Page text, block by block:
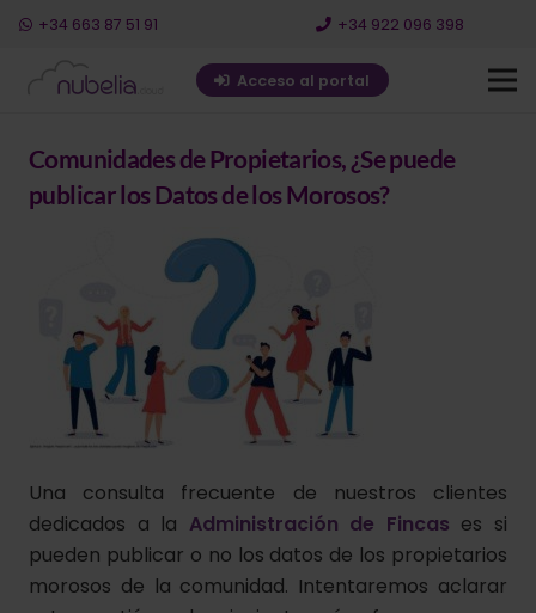
+34 663 87 51 91 +34 922 096 398
Acceso al portal
Comunidades de Propietarios, ¿Se puede
publicar los Datos de los Morosos?
Una consulta frecuente de nuestros clientes
dedicados a la Administración de Fincas es si
pueden publicar o no los datos de los propietarios
morosos de la comunidad. Intentaremos aclarar